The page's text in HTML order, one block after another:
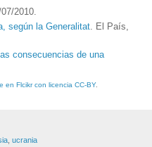
2010.
según la Generalitat. El País,
consecuencias de una
en Flcikr con licencia CC-BY.
ucrania